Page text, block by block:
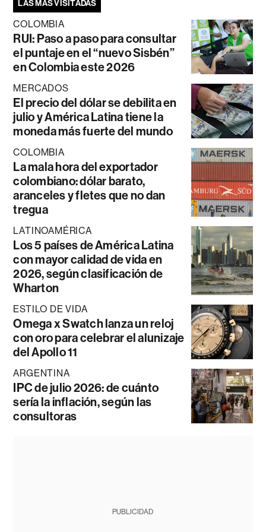
LAS MÁS VISITADAS
COLOMBIA
RUI: Paso a paso para consultar
el puntaje en el “nuevo Sisbén”
en Colombia este 2026
MERCADOS
El precio del dólar se debilita en
julio y América Latina tiene la
moneda más fuerte del mundo
COLOMBIA
La mala hora del exportador
colombiano: dólar barato,
aranceles y fletes que no dan
tregua
LATINOAMÉRICA
Los 5 países de América Latina
con mayor calidad de vida en
2026, según clasificación de
Wharton
ESTILO DE VIDA
Omega x Swatch lanza un reloj
con oro para celebrar el alunizaje
del Apollo 11
ARGENTINA
IPC de julio 2026: de cuánto
sería la inflación, según las
consultoras
PUBLICIDAD